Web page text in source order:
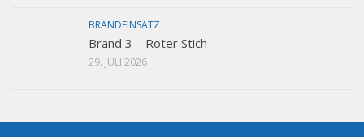
BRANDEINSATZ
Brand 3 – Roter Stich
29. JULI 2026